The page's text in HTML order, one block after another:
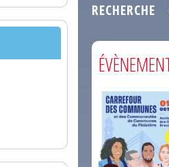
RECHERCHE